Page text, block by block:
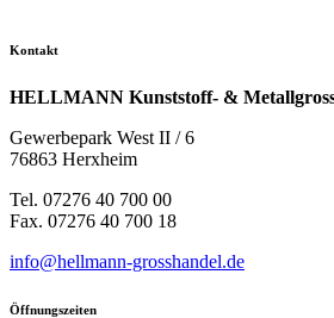
Kontakt
HELLMANN Kunststoff- &
Gewerbepark West II / 6
76863 Herxheim
Tel. 07276 40 700 00
Fax. 07276 40 700 18
info@hellmann-grosshandel.de
Öffnungszeiten